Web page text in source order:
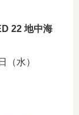
22 地中海
（水）